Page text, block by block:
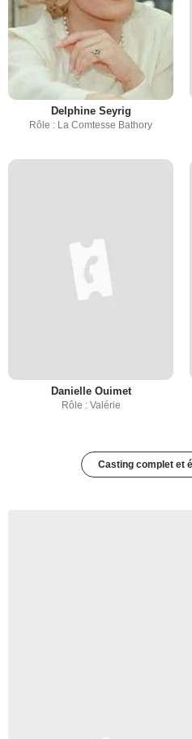
Delphine Seyrig
Rôle : La Comtesse Bathory
Danielle Ouimet
Rôle : Valérie
Casting complet et